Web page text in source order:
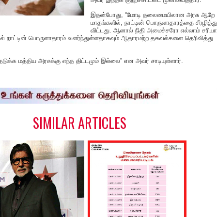
இதன்போது, “மோடி தலைமையிலான அரசு ஆறே
மாதங்களில், நாட்டின் பொருளாதாரத்தை சீரழித்து
விட்டது. ஆனால் நிதி அமைச்சரோ எல்லாம்
நாட்டின் பொருளாதாரம் வளர்ந்துள்ளதாகவும் ஆதாரமற்ற தகவல்களை தெரிவித்து
மத்திய அரசுக்கு எந்த திட்டமும் இல்லை” என அவர் சாடியுள்ளார்.
SIMILAR ARTICLES